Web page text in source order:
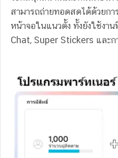
สามารถถ่ายทอดสดได้ด้วยก
หน้าจอในแนวตั้ง ทั้งยังใช้งา
Chat, Super Stickers และ